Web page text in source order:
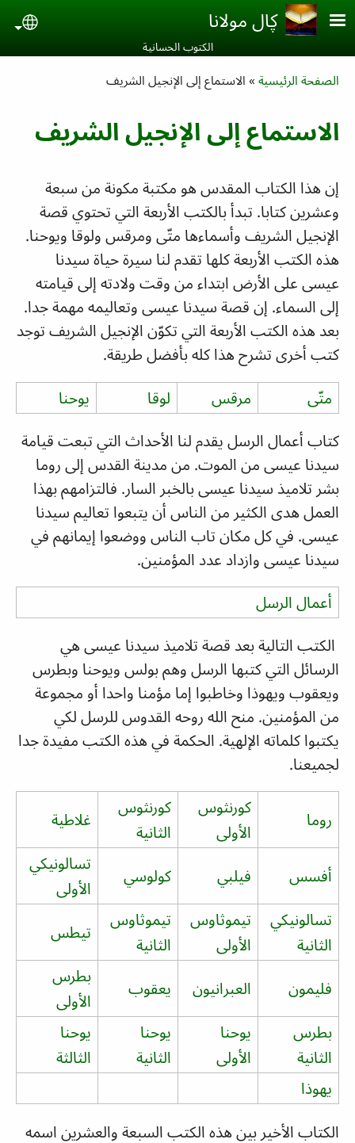
Skip to main content
ڮال مولانا
الكتوب الحسانية‎
Breadcrumb
الصفحة الرئيسية الاستماع إلى الإنجيل الشريف
الاستماع إلى الإنجيل الشريف
إن هذا الكتاب المقدس هو مكتبة مكونة من سبعة
وعشرين كتابا. تبدأ بالكتب الأربعة التي تحتوي قصة
الإنجيل الشريف وأسماءها متّى ومرقس ولوقا ويوحنا.
هذه الكتب الأربعة كلها تقدم لنا سيرة حياة سيدنا
عيسى على الأرض ابتداء من وقت ولادته إلى قيامته
إلى السماء. إن قصة سيدنا عيسى وتعاليمه مهمة جدا.
بعد هذه الكتب الأربعة التي تكوّن الإنجيل الشريف توجد
كتب أخرى تشرح هذا كله بأفضل طريقة.
متّى مرقس لوقا يوحنا
كتاب أعمال الرسل يقدم لنا الأحداث التي تبعت قيامة
سيدنا عيسى من الموت. من مدينة القدس إلى روما
بشر تلاميذ سيدنا عيسى بالخبر السار. فالتزامهم بهذا
العمل هدى الكثير من الناس أن يتبعوا تعاليم سيدنا
عيسى. في كل مكان تاب الناس ووضعوا إيمانهم في
سيدنا عيسى وازداد عدد المؤمنين.
أعمال الرسل
الكتب التالية بعد قصة تلاميذ سيدنا عيسى هي
الرسائل التي كتبها الرسل وهم بولس ويوحنا وبطرس
ويعقوب ويهوذا وخاطبوا إما مؤمنا واحدا أو مجموعة
من المؤمنين. منح الله روحه القدوس للرسل لكي
يكتبوا كلماته الإلهية. الحكمة في هذه الكتب مفيدة جدا
لجميعنا.
روما
كورنثوس
الأولى
كورنثوس
الثانية
غلاطية
أفسس فيلبي كولوسي
تسالونيكي
الأولى
تسالونيكي
الثانية
تيموثاوس
الأولى
تيموثاوس
الثانية
تيطس
فليمون العبرانيون يعقوب
بطرس
الأولى
بطرس
الثانية
يوحنا
الأولى
يوحنا
الثانية
يوحنا
الثالثة
يهوذا
الكتاب الأخير بين هذه الكتب السبعة والعشرين اسمه